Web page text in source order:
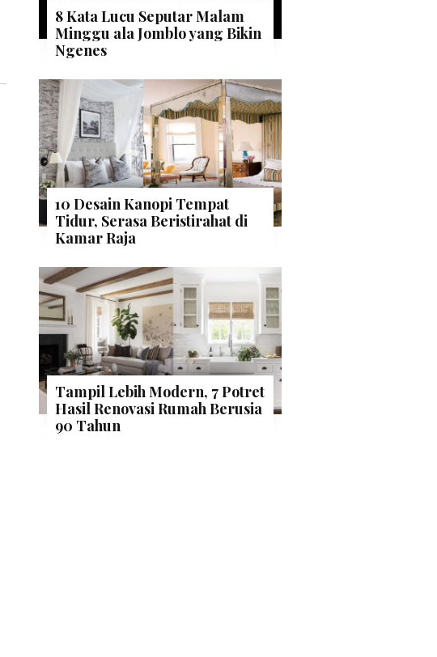
8 Kata Lucu Seputar Malam
Minggu ala Jomblo yang Bikin
Ngenes
10 Desain Kanopi Tempat
Tidur, Serasa Beristirahat di
Kamar Raja
Tampil Lebih Modern, 7 Potret
Hasil Renovasi Rumah Berusia
90 Tahun